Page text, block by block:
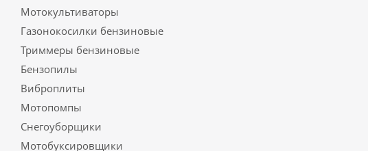
Мотокультиваторы
Газонокосилки бензиновые
Триммеры бензиновые
Бензопилы
Виброплиты
Мотопомпы
Снегоуборщики
Мотобуксировщики